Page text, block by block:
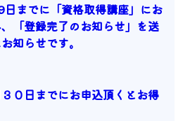
日までに「資格取得講座」にお
「登録完了のお知らせ」を送
知らせです。
０日までにお申込頂くとお得